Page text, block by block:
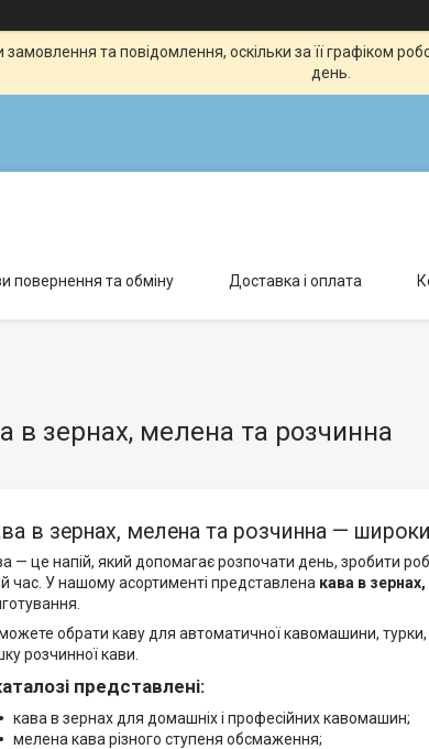
та повідомлення, оскільки за її графіком
день.
повернення та обміну Доставка і оплата
в зернах, мелена та розчинна
в зернах, мелена та розчинна —
— це напій, який допомагає розпочати день, зробити
час. У нашому асортименті представлена кава в
обрати каву для автоматичної кавомашини,
розчинної кави.
представлені:
кава в зернах для домашніх і професійних кавомашин;
мелена кава різного ступеня обсмаження;